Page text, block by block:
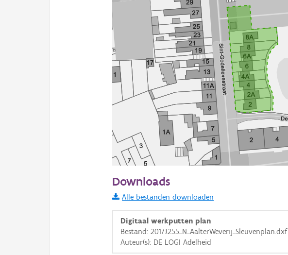
Informatie Vlaanderen
i
+ −
Downloads
Alle bestanden downloaden
Digitaal werkputten plan
Bestand: 2017J255_N_AalterWeverij_Sleuvenplan.dxf
Auteur(s): DE LOGI Adelheid